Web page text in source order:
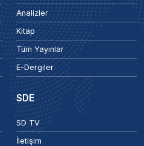
Analizler
Kitap
Tüm Yayınlar
E-Dergiler
SDE
SD TV
İletişim